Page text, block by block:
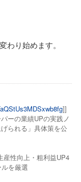
わり始めます。
]]
ーの業績UPの実践ノ
られる」具体策を公
産性向上・粗利益UP4
を厳選